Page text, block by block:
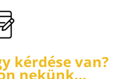
kérdése van?
nekünk…